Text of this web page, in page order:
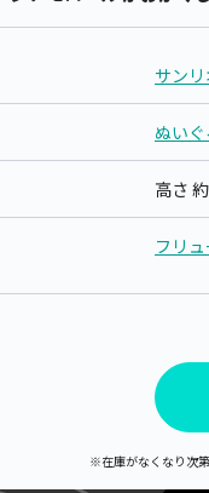
サンリ
ぬい
高さ
フリ
※在庫がなくなり次